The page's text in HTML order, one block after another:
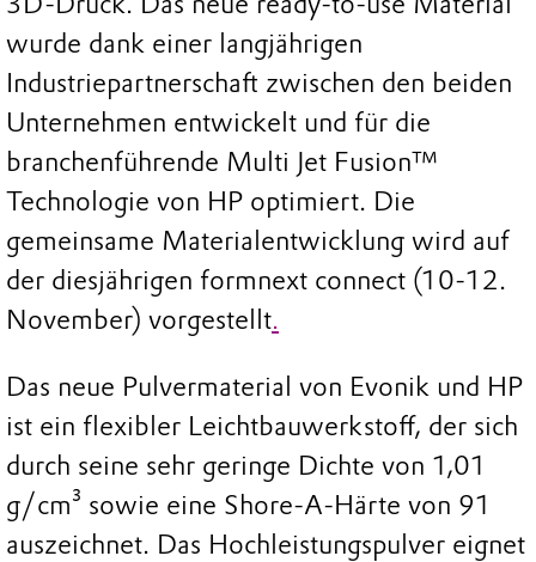
wurde dank einer langjährigen
Industriepartnerschaft zwischen den beiden
Unternehmen entwickelt und für die
branchenführende Multi Jet Fusion™
Technologie von HP optimiert. Die
gemeinsame Materialentwicklung wird auf
der diesjährigen formnext connect (10-12.
November) vorgestellt.
Das neue Pulvermaterial von Evonik und HP
ist ein flexibler Leichtbauwerkstoff, der sich
durch seine sehr geringe Dichte von 1,01
g/cm³ sowie eine Shore-A-Härte von 91
auszeichnet. Das Hochleistungspulver eignet